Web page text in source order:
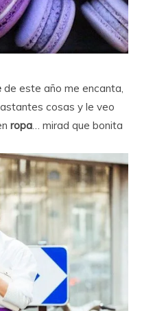
de este año me encanta,
cosas y le veo
ropa… mirad que bonita